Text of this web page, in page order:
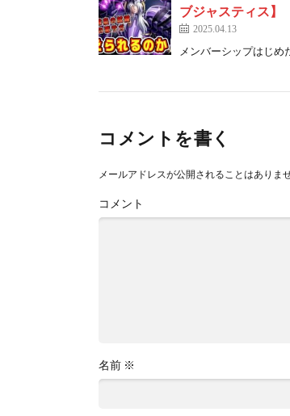
ブジャスティス】
2025.04.13
メンバーシップはじめ
コメントを書く
メールアドレスが公開されることはありませ
コメント
名前 ※